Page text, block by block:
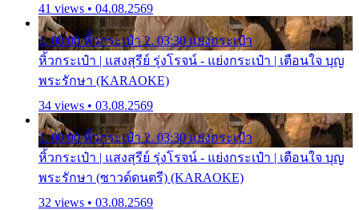
41 views • 04.08.2569
1. 00:00 หิ้วกระเป๋า 2. 03:30 แย่งกระเป๋า
หิ้วกระเป๋า | แสงสุรีย์ รุ่งโรจน์ - แย่งกระเป๋า | เตือนใจ บุญ
พระรักษา (KARAOKE)
34 views • 03.08.2569
1. 00:00 หิ้วกระเป๋า 2. 03:30 แย่งกระเป๋า
หิ้วกระเป๋า | แสงสุรีย์ รุ่งโรจน์ - แย่งกระเป๋า | เตือนใจ บุญ
พระรักษา (ซาวด์ดนตรี) (KARAOKE)
32 views • 03.08.2569